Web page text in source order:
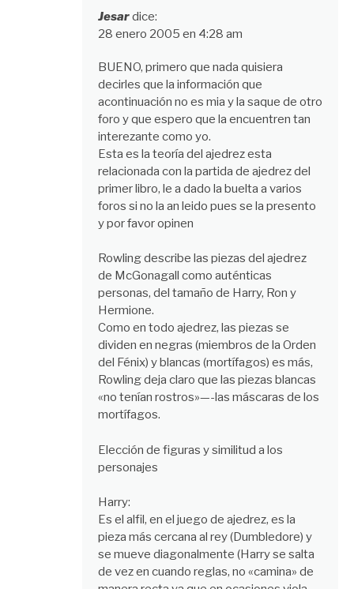
Jesardice:
28 enero 2005 en 4:28 am
BUENO, primero que nada quisiera
decirles que la información que
acontinuación no es mia y la saque de otro
foro y que espero que la encuentren tan
interezante como yo.
Esta es la teoría del ajedrez esta
relacionada con la partida de ajedrez del
primer libro, le a dado la buelta a varios
foros si no la an leido pues se la presento
y por favor opinen
Rowling describe las piezas del ajedrez
de McGonagall como auténticas
personas, del tamaño de Harry, Ron y
Hermione.
Como en todo ajedrez, las piezas se
dividen en negras (miembros de la Orden
del Fénix) y blancas (mortífagos) es más,
Rowling deja claro que las piezas blancas
«no tenían rostros»—-las máscaras de los
mortífagos.
Elección de figuras y similitud a los
personajes
Harry:
Es el alfil, en el juego de ajedrez, es la
pieza más cercana al rey (Dumbledore) y
se mueve diagonalmente (Harry se salta
de vez en cuando reglas, no «camina» de